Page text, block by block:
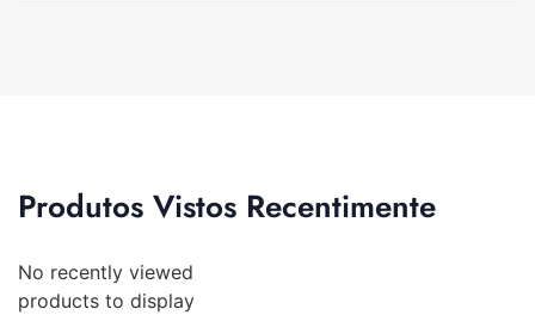
Produtos Vistos Recentimente
No recently viewed
products to display